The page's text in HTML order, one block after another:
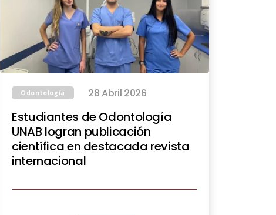
Odontología 28 Abril 2026
Estudiantes de Odontología
UNAB logran publicación
científica en destacada revista
internacional